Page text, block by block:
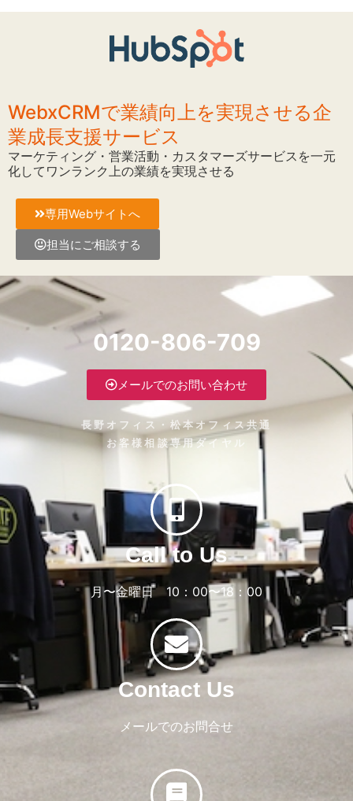
WebxCRMで業績向上を実現させる企
業成長支援サービス
マーケティング・営業活動・カスタマーズサービスを一元
化してワンランク上の業績を実現させる
専用Webサイトへ
担当にご相談する
0120-806-709
メールでのお問い合わせ
長野オフィス・松本オフィス共通
お客様相談専用ダイヤル
Call to Us
月〜金曜日 10：00〜18：00
Contact Us
メールでのお問合せ